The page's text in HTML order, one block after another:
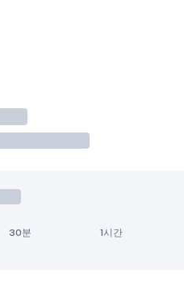
30분 1시간